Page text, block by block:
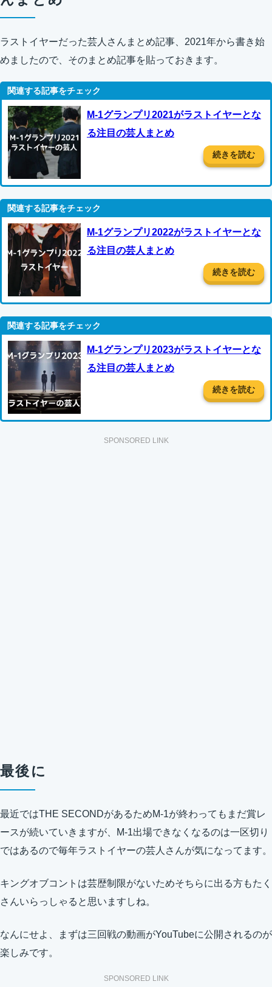
ラストイヤーだった芸人さんまとめ記事、2021年から書き始
めましたので、そのまとめ記事を貼っておきます。
M-1グランプリ2021がラストイヤーとな
る注目の芸人まとめ
続きを読む
M-1グランプリ2022がラストイヤーとな
る注目の芸人まとめ
続きを読む
M-1グランプリ2023がラストイヤーとな
る注目の芸人まとめ
続きを読む
SPONSORED LINK
最後に
最近ではTHE SECONDがあるためM-1が終わってもまだ賞レ
ースが続いていきますが、M-1出場できなくなるのは一区切り
ではあるので毎年ラストイヤーの芸人さんが気になってます。
キングオブコントは芸歴制限がないためそちらに出る方もたく
さんいらっしゃると思いますしね。
なんにせよ、まずは三回戦の動画がYouTubeに公開されるのが
楽しみです。
SPONSORED LINK